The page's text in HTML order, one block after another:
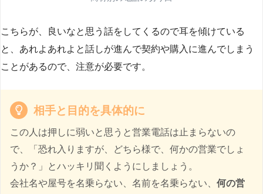
こちらが、良いなと思う話をしてくるので耳を傾けている
と、あれよあれよと話しが進んで契約や購入に進んでしまう
ことがあるので、注意が必要です。
相手と目的を具体的に
この人は押しに弱いと思うと営業電話は止まらないの
で、「恐れ入りますが、どちら様で、何かの営業でしょ
うか？」とハッキリ聞くようにしましょう。
会社名や屋号を名乗らない、名前を名乗らない、 何の営